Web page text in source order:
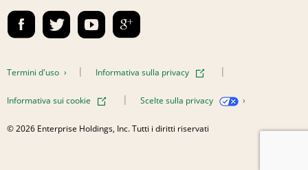
Emerald Club Accedi
Contatti
Termini d'uso Informativa sulla privacy
Informativa sui cookie Scelte sulla privacy
© 2026 Enterprise Holdings, Inc. Tutti i diritti riservati